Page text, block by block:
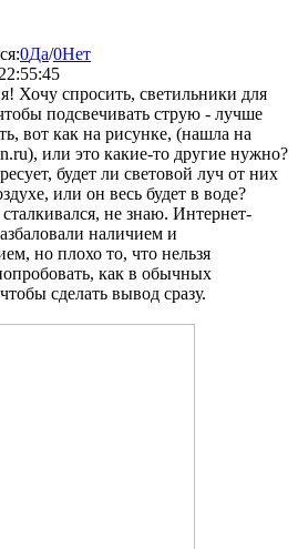
0Да/0Нет
Хочу спросить, светильники для
подсвечивать струю - лучше
вот как на рисунке, (нашла на
или это какие-то другие нужно?
будет ли световой луч от них
или он весь будет в воде?
не знаю. Интернет-
наличием и
но плохо то, что нельзя
как в обычных
сделать вывод сразу.